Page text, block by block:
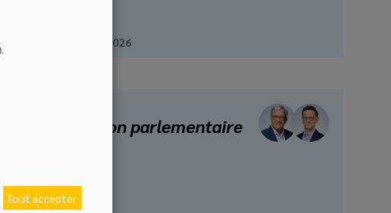
17 juillet 2026
Question parlementaire
Tout accepter